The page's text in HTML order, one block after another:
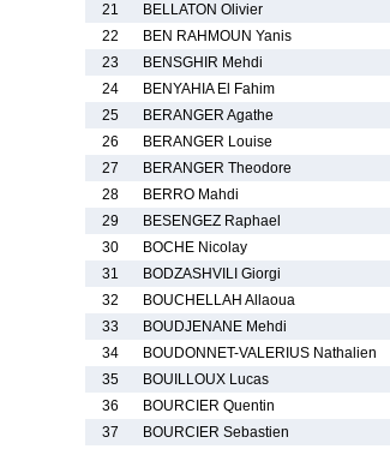
21
BELLATON Olivier
22
BEN RAHMOUN Yanis
23
BENSGHIR Mehdi
24
BENYAHIA El Fahim
25
BERANGER Agathe
26
BERANGER Louise
27
BERANGER Theodore
28
BERRO Mahdi
29
BESENGEZ Raphael
30
BOCHE Nicolay
31
BODZASHVILI Giorgi
32
BOUCHELLAH Allaoua
33
BOUDJENANE Mehdi
34
BOUDONNET-VALERIUS Nathalien
35
BOUILLOUX Lucas
36
BOURCIER Quentin
37
BOURCIER Sebastien